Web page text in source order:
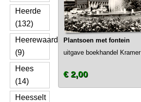
Heerde
(132)
Heerewaarden
(9)
Hees
(14)
Heesselt
Plantsoen met fontein
uitgave boekhandel Kramer
€ 2,00